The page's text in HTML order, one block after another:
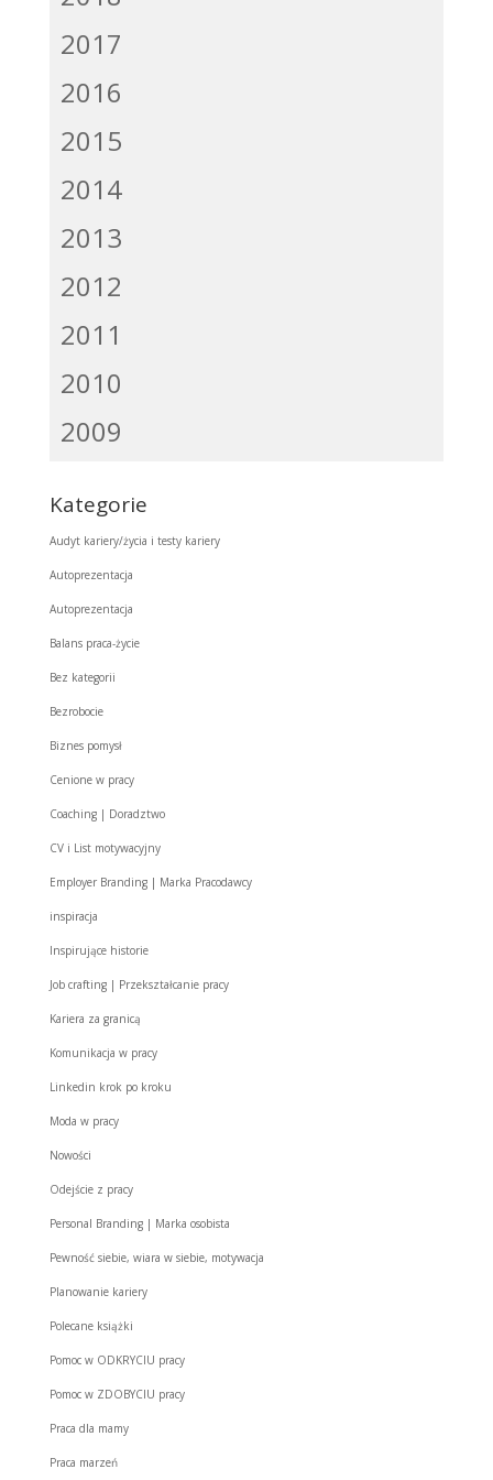
2017
2016
2015
2014
2013
2012
2011
2010
2009
Kategorie
Audyt kariery/życia i testy kariery
Autoprezentacja
Autoprezentacja
Balans praca-życie
Bez kategorii
Bezrobocie
Biznes pomysł
Cenione w pracy
Coaching | Doradztwo
CV i List motywacyjny
Employer Branding | Marka Pracodawcy
inspiracja
Inspirujące historie
Job crafting | Przekształcanie pracy
Kariera za granicą
Komunikacja w pracy
Linkedin krok po kroku
Moda w pracy
Nowości
Odejście z pracy
Personal Branding | Marka osobista
Pewność siebie, wiara w siebie, motywacja
Planowanie kariery
Polecane książki
Pomoc w ODKRYCIU pracy
Pomoc w ZDOBYCIU pracy
Praca dla mamy
Praca marzeń